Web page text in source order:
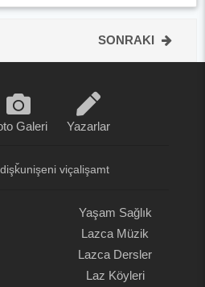
SONRAKI
Galeri Yazarlar
viçalişamt
Yaşam Sağlık
Lazca Müzik
Lazca Dersler
Laz Köyleri